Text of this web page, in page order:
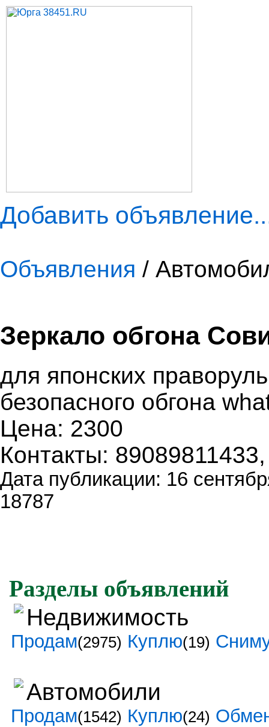
Добавить
Объявления /
Зеркало обгона
для японских
безопасного обгона
Цена: 2300
Контакты:
Дата публикации: 16
18787
Разделы объявлений
Недвижимость
Продам(2975) Куплю(19)
Автомобили
Продам(1542) Куплю(24)